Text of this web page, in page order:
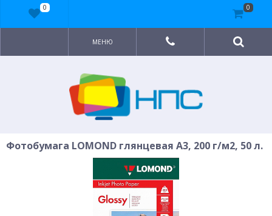
МЕНЮ
Фотобумага LOMOND глянцевая A3, 200 г/м2, 50 л.
0 0